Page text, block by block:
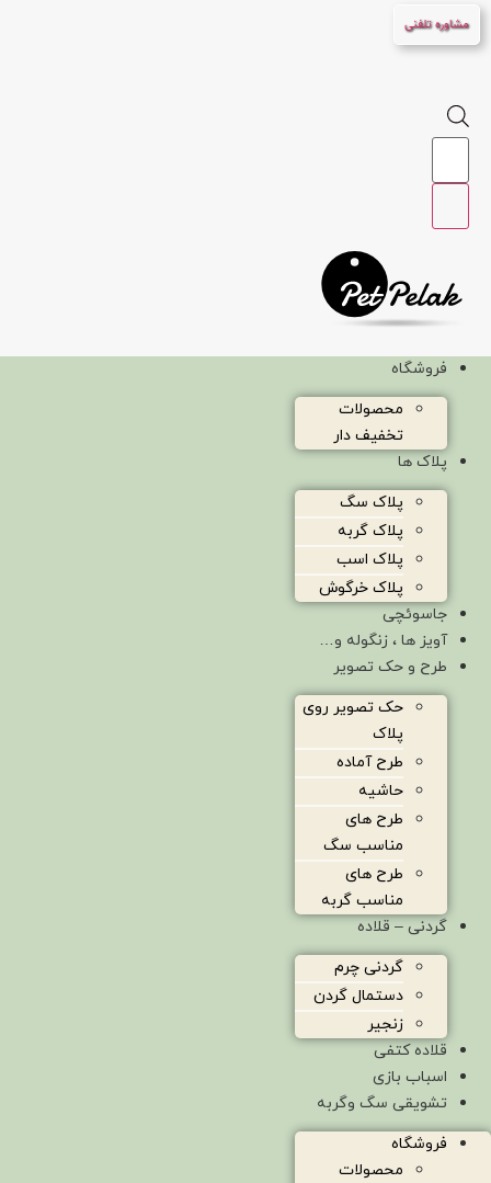
پرش
به
مشاوره تلفنی
Products
فروشگاه
محصولات
تخفیف دار
پلاک ها
پلاک سگ
پلاک گربه
پلاک اسب
پلاک خرگوش
جاسوئچی
آویز ها ، زنگوله و…
طرح و حک تصویر
حک تصویر روی
پلاک
طرح آماده
حاشیه
طرح های
مناسب سگ
طرح های
مناسب گربه
گردنی – قلاده
گردنی چرم
دستمال گردن
زنجیر
قلاده کتفی
اسباب بازی
تشویقی سگ وگربه
فروشگاه
محصولات